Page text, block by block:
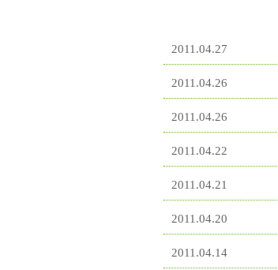
2011.04.27
2011.04.26
2011.04.26
2011.04.22
2011.04.21
2011.04.20
2011.04.14